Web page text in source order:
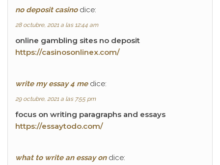
no deposit casino dice:
28 octubre, 2021 a las 12:44 am
online gambling sites no deposit
https://casinosonlinex.com/
write my essay 4 me dice:
29 octubre, 2021 a las 7:55 pm
focus on writing paragraphs and essays
https://essaytodo.com/
what to write an essay on dice: